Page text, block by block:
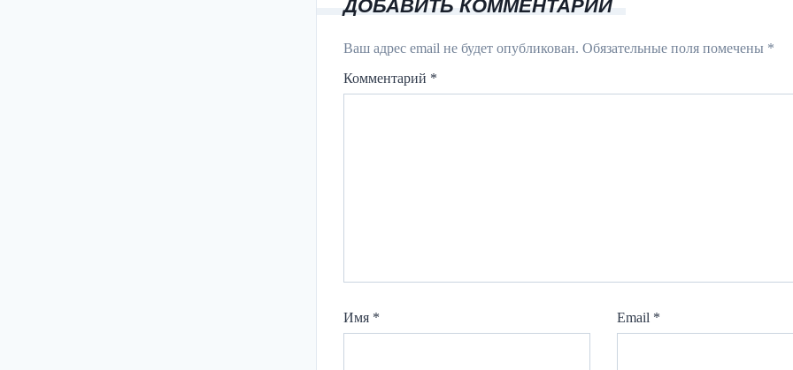
ДОБАВИТЬ КОММЕНТАРИЙ
Ваш адрес email не будет опубликован. Обязательные поля помечены *
Комментарий *
Имя * Email *